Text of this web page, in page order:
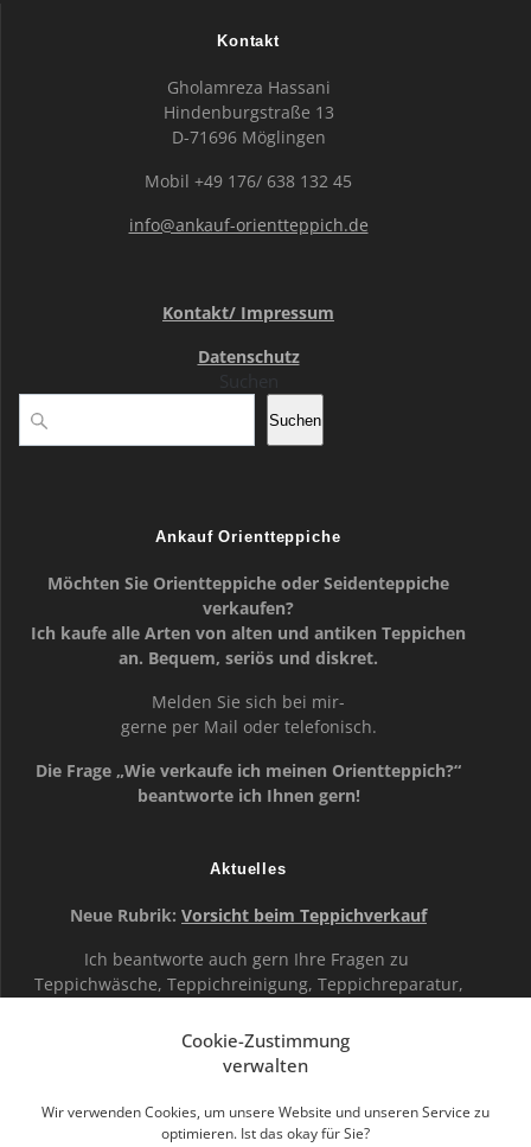
Cookie-Zustimmung
verwalten
Wir verwenden Cookies, um unsere Website und unseren Service zu
optimieren. Ist das okay für Sie?
Kontakt
Gholamreza Hassani
Hindenburgstraße 13
D-71696 Möglingen
Mobil +49 176/ 638 132 45
info@ankauf-orientteppich.de
Kontakt/ Impressum
Datenschutz
Suchen
Suchen
Ankauf Orientteppiche
Möchten Sie Orientteppiche oder Seidenteppiche
verkaufen?
Ich kaufe alle Arten von alten und antiken Teppichen
an. Bequem, seriös und diskret.
Melden Sie sich bei mir-
gerne per Mail oder telefonisch.
Die Frage „Wie verkaufe ich meinen Orientteppich?“
beantworte ich Ihnen gern!
Aktuelles
Neue Rubrik: Vorsicht beim Teppichverkauf
Ich beantworte auch gern Ihre Fragen zu
Teppichwäsche, Teppichreinigung, Teppichreparatur,
Teppichbodenreinigung, Fransenbefestigung …
Rezensionen bei Google